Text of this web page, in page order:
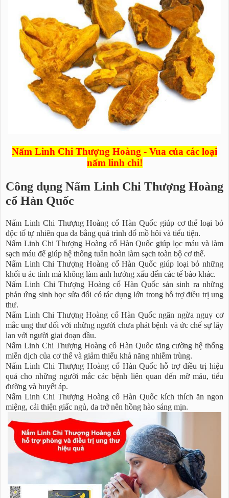
Nấm Linh Chi Thượng Hoàng - Vua của các loại
nấm linh chi!
Công dụng Nấm Linh Chi Thượng Hoàng
cổ Hàn Quốc
Nấm Linh Chi Thượng Hoàng cổ Hàn Quốc giúp cơ thể loại bỏ
độc tố tự nhiên qua da bằng quá trình đổ mồ hôi và tiểu tiện.
Nấm Linh Chi Thượng Hoàng cổ Hàn Quốc giúp lọc máu và làm
sạch máu để giúp hệ thống tuần hoàn làm sạch toàn bộ cơ thể.
Nấm Linh Chi Thượng Hoàng cổ Hàn Quốc giúp loại bỏ những
khối u ác tính mà không làm ảnh hưởng xấu đến các tế bào khác.
Nấm Linh Chi Thượng Hoàng cổ Hàn Quốc sản sinh ra những
phản ứng sinh học sửa đổi có tác dụng lớn trong hỗ trợ điều trị ung
thư.
Nấm Linh Chi Thượng Hoàng cổ Hàn Quốc ngăn ngừa nguy cơ
mắc ung thư đối với những người chưa phát bệnh và ức chế sự lây
lan với người giai đoạn đầu.
Nấm Linh Chi Thượng Hoàng cổ Hàn Quốc tăng cường hệ thống
miễn dịch của cơ thể và giảm thiểu khả năng nhiễm trùng.
Nấm Linh Chi Thượng Hoàng cổ Hàn Quốc hỗ trợ điều trị hiệu
quả cho những người mắc các bệnh liên quan đến mỡ máu, tiểu
đường và huyết áp.
Nấm Linh Chi Thượng Hoàng cổ Hàn Quốc kích thích ăn ngon
miệng, cải thiện giấc ngủ, da trở nên hồng hào sáng mịn.